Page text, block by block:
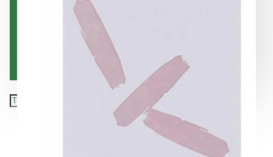
Хранителни добавки